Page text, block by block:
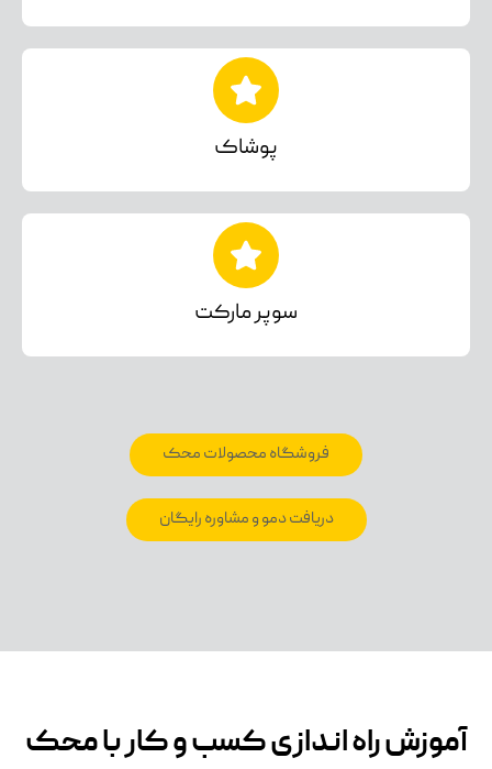
پوشاک
سوپر مارکت
فروشگاه محصولات محک
دریافت دمو و مشاوره رایگان
آموزش راه اندازی کسب و کار با محک